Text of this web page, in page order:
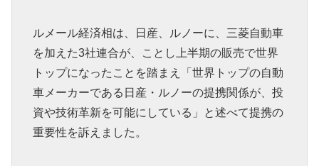
ルメール経済相は、日産、ルノーに、三菱自動車
を加えた3社連合が、ことし上半期の販売で世界
トップになったことを踏まえ「世界トップの自動
車メーカーである日産・ルノーの提携関係が、投
資や技術革新を可能にしている」と述べて提携の
重要性を訴えました。